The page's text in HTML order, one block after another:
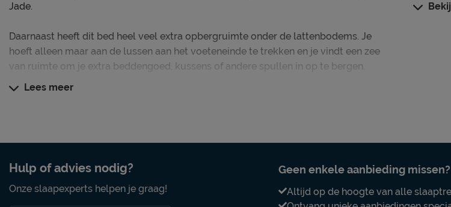
Jade.
Daarnaast heeft dit bed heel veel extra opbergruimte onder de lattenbodems. Je
hoeft alleen maar aan de lussen aan het voeteneinde te trekken en je vindt een zee
van ruimte om je extra beddengoed, kussens of andere spullen in op te bergen.
Elegant en klassiek design
Heel veel extra opbergruimte
Lees meer
Hulp of advies nodig?
Onze slaapexperts helpen je graag!
Geen enkele aanbieding missen?
Altijd op de hoogte van alle